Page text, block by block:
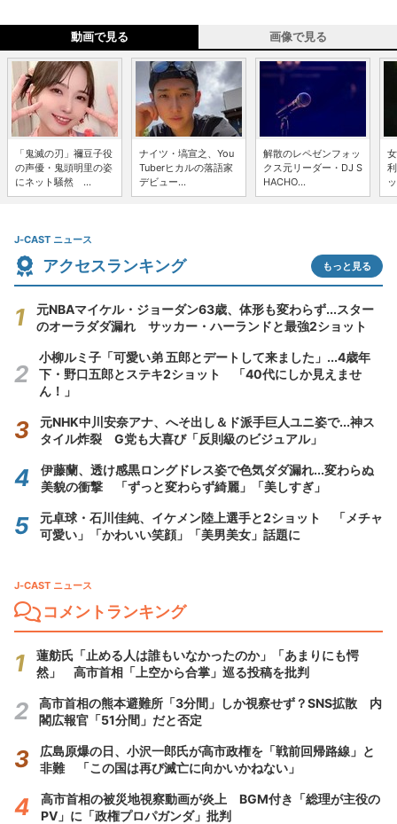
動画で見る 画像で見る
「鬼滅の刃」禰豆子役
の声優・鬼頭明里の姿
にネット騒然 ...
ナイツ・塙宣之、You
Tuberヒカルの落語家
デビュー...
解散のレペゼンフォッ
クス元リーダー・DJ S
HACHO...
J-CAST ニュース
アクセスランキング もっと見る
元NBAマイケル・ジョーダン63歳、体形も変わらず...スター
のオーラダダ漏れ サッカー・ハーランドと最強2ショット
小柳ルミ子「可愛い弟 五郎とデートして来ました」...4歳年
下・野口五郎とステキ2ショット 「40代にしか見えませ
ん！」
元NHK中川安奈アナ、へそ出し＆ド派手巨人ユニ姿で...神ス
タイル炸裂 G党も大喜び「反則級のビジュアル」
伊藤蘭、透け感黒ロングドレス姿で色気ダダ漏れ...変わらぬ
美貌の衝撃 「ずっと変わらず綺麗」「美しすぎ」
元卓球・石川佳純、イケメン陸上選手と2ショット 「メチャ
可愛い」「かわいい笑顔」「美男美女」話題に
J-CAST ニュース
コメントランキング
蓮舫氏「止める人は誰もいなかったのか」「あまりにも愕
然」 高市首相「上空から合掌」巡る投稿を批判
高市首相の熊本避難所「3分間」しか視察せず？SNS拡散 内
閣広報官「51分間」だと否定
広島原爆の日、小沢一郎氏が高市政権を「戦前回帰路線」と
非難 「この国は再び滅亡に向かいかねない」
高市首相の被災地視察動画が炎上 BGM付き「総理が主役の
PV」に「政権プロパガンダ」批判